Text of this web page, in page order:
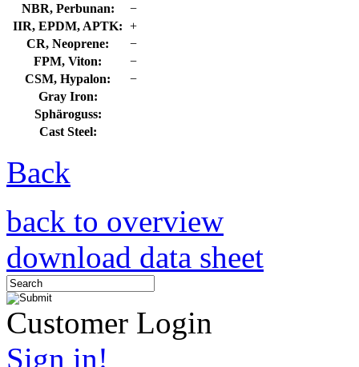
NBR, Perbunan:
−
IIR, EPDM, APTK: +
CR, Neoprene:
−
FPM, Viton:
−
CSM, Hypalon:
−
Gray Iron:
Sphäroguss:
Cast Steel:
Back
back to overview
download data sheet
Customer Login
Sign in!